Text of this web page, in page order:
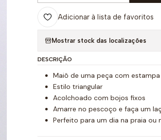
Adicionar à lista de favoritos
Mostrar stock das localizações
DESCRIÇÃO
Maiô de uma peça com
Estilo triangular
Acolchoado com bojos fixos
Amarre no pescoço e faça um
Perfeito para um dia na praia ou